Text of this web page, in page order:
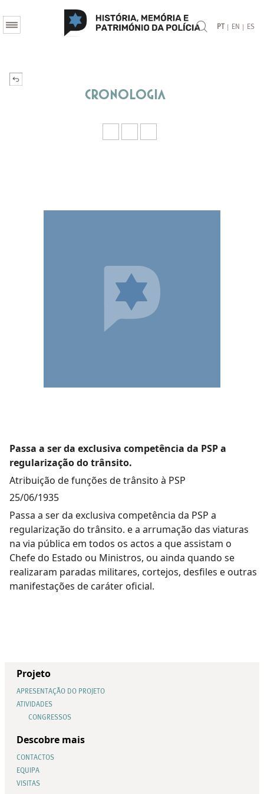
PT | EN | ES
Cronologia
Passa a ser da exclusiva competência da PSP a
regularização do trânsito.
Atribuição de funções de trânsito à PSP
25/06/1935
Passa a ser da exclusiva competência da PSP a
regularização do trânsito. e a arrumação das viaturas
na via pública em todos os actos a que assistam o
Chefe do Estado ou Ministros, ou ainda quando se
realizaram paradas militares, cortejos, desfiles e outras
manifestações de caráter oficial.
Projeto
APRESENTAÇÃO DO PROJETO
ATIVIDADES
CONGRESSOS
Descobre mais
CONTACTOS
EQUIPA
VISITAS